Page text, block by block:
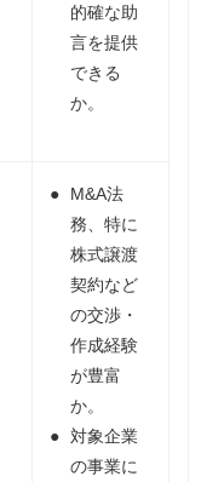
的確な助
言を提供
できる
か。
M&A法
務、特に
株式譲渡
契約など
の交渉・
作成経験
が豊富
か。
対象企業
の事業に